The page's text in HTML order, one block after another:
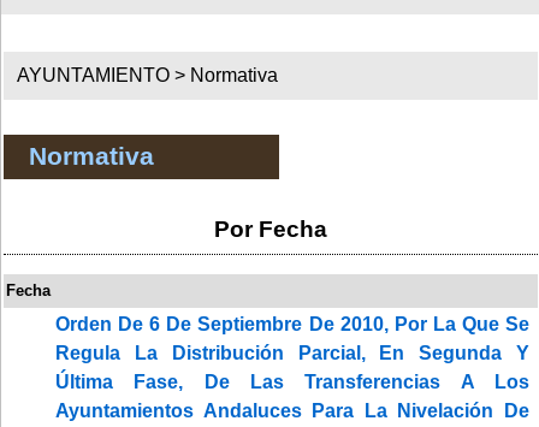
AYUNTAMIENTO > Normativa
Normativa
Por Fecha
Fecha
Orden De 6 De Septiembre De 2010, Por La Que Se
Regula La Distribución Parcial, En Segunda Y
Última Fase, De Las Transferencias A Los
Ayuntamientos Andaluces Para La Nivelación De